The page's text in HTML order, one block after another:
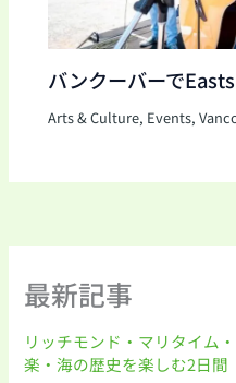
バンクーバーで
Arts & Culture, Events,
最新記事
リッチモンド・マリタイム
楽・海の歴史を楽しむ2日間